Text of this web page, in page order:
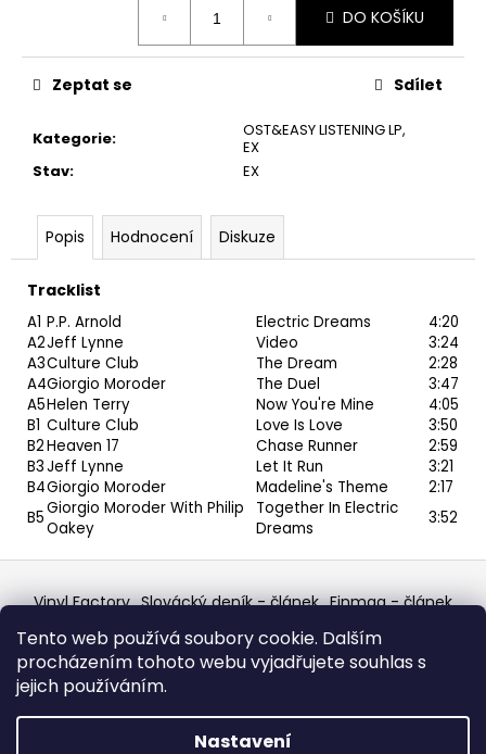
Tento web používá soubory cookie. Dalším
procházením tohoto webu vyjadřujete souhlas s
jejich používáním.
Nastavení
DO KOŠÍKU
Kategorie: OST&EASY LISTENING LP,
EX
Stav: EX
Zeptat se Sdílet
Popis Hodnocení Diskuze
Tracklist
A1 P.P. Arnold Electric Dreams
4:20
A2Jeff Lynne Video
3:24
A3Culture Club The Dream
2:28
A4Giorgio Moroder The Duel
3:47
A5Helen Terry Now You're Mine
4:05
B1 Culture Club Love Is Love
3:50
B2Heaven 17 Chase Runner
2:59
B3Jeff Lynne Let It Run
3:21
B4Giorgio Moroder Madeline's Theme
2:17
B5Giorgio Moroder With Philip
Oakey
Together In Electric
Dreams
3:52
MC
220
Z
á Vinyl Factory Slovácký deník - článek Finmag - článek
Discogs Profile Facebook výběr z hroznů
Top prodejce mincí Aukro
Vytvořil Shoptet